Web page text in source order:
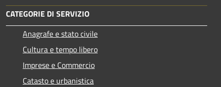
CATEGORIE DI SERVIZIO
Anagrafe e stato civile
Cultura e tempo libero
Imprese e Commercio
Catasto e urbanistica